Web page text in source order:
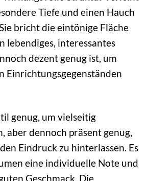
Tiefe und einen Hauch
bricht die eintönige Fläche
lebendiges, interessantes
dezent genug ist, um
Einrichtungsgegenständen
genug, um vielseitig
aber dennoch präsent genug,
Eindruck zu hinterlassen. Es
eine individuelle Note und
Geschmack. Die